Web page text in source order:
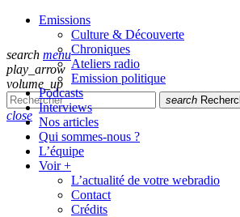
search menu
play_arrow
volume_up
search
close
Emissions
Culture & Découverte
Chroniques
Ateliers radio
Emission politique
Podcasts
Interviews
Nos articles
Qui sommes-nous ?
L’équipe
Voir +
L’actualité de votre webradio
Contact
Crédits